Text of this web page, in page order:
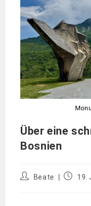
Über eine
Bosnien
Beate 19.